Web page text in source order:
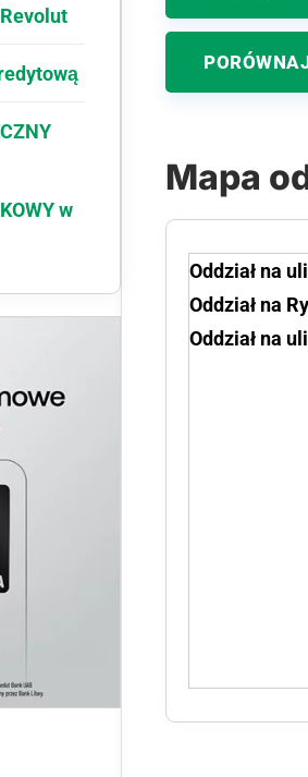
Revolut
w
Mapa
Oddział na
Oddział na
Oddział na